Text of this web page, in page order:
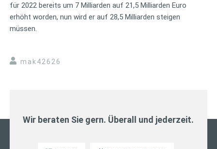
für 2022 bereits um 7 Milliarden auf 21,5 Milliarden Euro
erhöht worden, nun wird er auf 28,5 Milliarden steigen
müssen.
mak42626
Wir beraten Sie gern. Überall und jederzeit.